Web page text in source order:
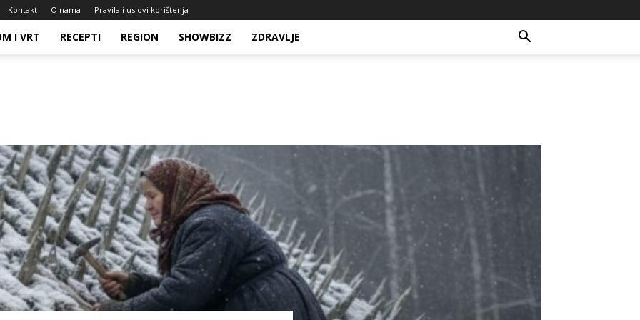
Kontakt O nama Pravila i uslovi korištenja
I VRT RECEPTI REGION SHOWBIZZ ZDRAVLJE